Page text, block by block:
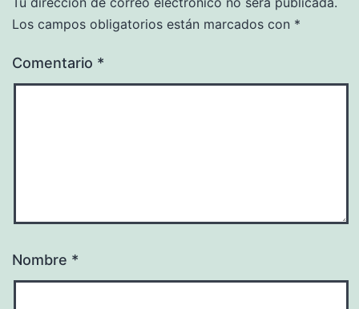
Los campos obligatorios están marcados con *
Comentario *
Nombre *